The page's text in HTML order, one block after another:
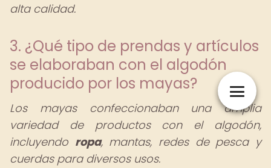
alta calidad.
3. ¿Qué tipo de prendas y artículos
se elaboraban con el algodón
producido por los mayas?
Los mayas confeccionaban una amplia
variedad de productos con el algodón,
incluyendo ropa, mantas, redes de pesca y
cuerdas para diversos usos.